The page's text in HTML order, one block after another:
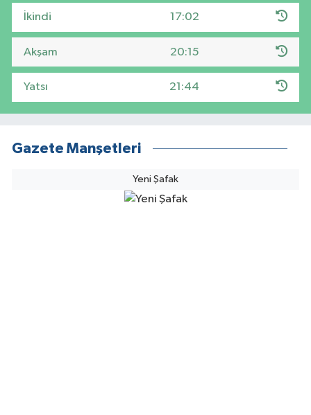
İkindi 17:02
Akşam 20:15
Yatsı 21:44
Gazete Manşetleri
Yeni Şafak